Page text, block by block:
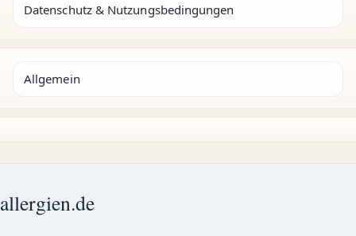
Datenschutz & Nutzungsbedingungen
Allgemein
allergien.de